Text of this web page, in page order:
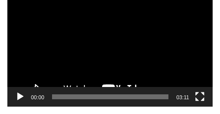
00:00 03:11